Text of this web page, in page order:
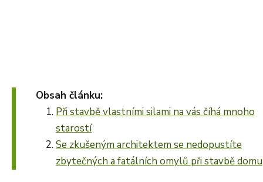
Obsah článku:
Při stavbě vlastními silami na vás číhá mnoho
starostí
Se zkušeným architektem se nedopustíte
zbytečných a fatálních omylů při stavbě domu